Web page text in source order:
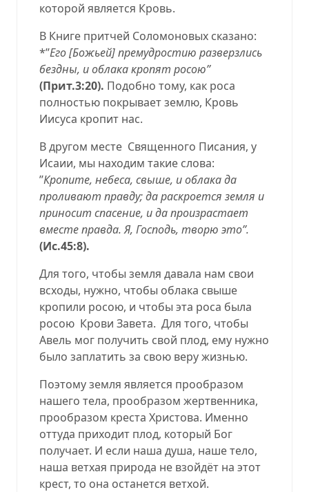
которой является Кровь.
В Книге притчей Соломоновых сказано:
*’’Его [Божьей] премудростию разверзлись
бездны, и облака кропят росою’’
(Прит.3:20). Подобно тому, как роса
полностью покрывает землю, Кровь
Иисуса кропит нас.
В другом месте Священного Писания, у
Исаии, мы находим такие слова:
’’Кропите, небеса, свыше, и облака да
проливают правду; да раскроется земля и
приносит спасение, и да произрастает
вместе правда. Я, Господь, творю это’’.
(Ис.45:8).
Для того, чтобы земля давала нам свои
всходы, нужно, чтобы облака свыше
кропили росою, и чтобы эта роса была
росою Крови Завета. Для того, чтобы
Авель мог получить свой плод, ему нужно
было заплатить за свою веру жизнью.
Поэтому земля является прообразом
нашего тела, прообразом жертвенника,
прообразом креста Христова. Именно
оттуда приходит плод, который Бог
получает. И если наша душа, наше тело,
наша ветхая природа не взойдёт на этот
крест, то она останется ветхой.